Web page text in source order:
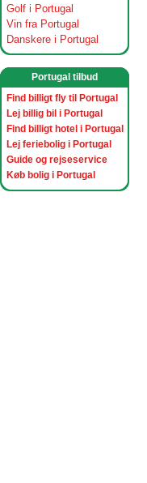
Golf i Portugal
Vin fra Portugal
Danskere i Portugal
Portugal tilbud
Find billigt fly til Portugal
Lej billig bil i Portugal
Find billigt hotel i Portugal
Lej feriebolig i Portugal
Guide og rejseservice
Køb bolig i Portugal